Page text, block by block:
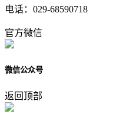
电话： 029-68590718
官方微信
微信公众号
返回顶部